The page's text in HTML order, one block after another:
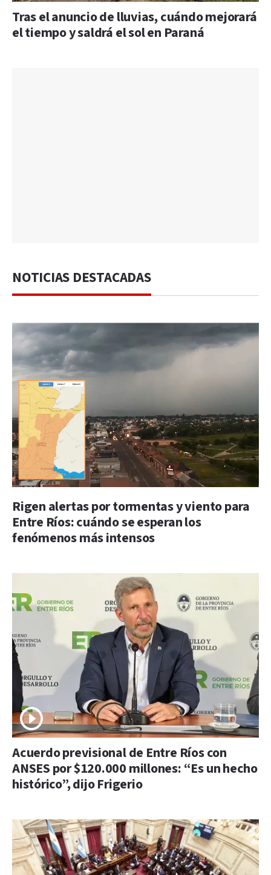
Tras el anuncio de lluvias, cuándo mejorará
el tiempo y saldrá el sol en Paraná
NOTICIAS DESTACADAS
Rigen alertas por tormentas y viento para
Entre Ríos: cuándo se esperan los
fenómenos más intensos
Acuerdo previsional de Entre Ríos con
ANSES por $120.000 millones: “Es un hecho
histórico”, dijo Frigerio